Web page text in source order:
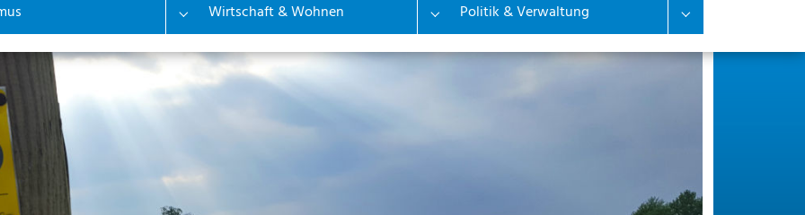
"Bürgerinfo & Service" Submenu for "Tourismus"
Wirtschaft & Wohnen Submenu for "Wirtschaft & Wohnen"
Politik & Verwaltung Submenu for